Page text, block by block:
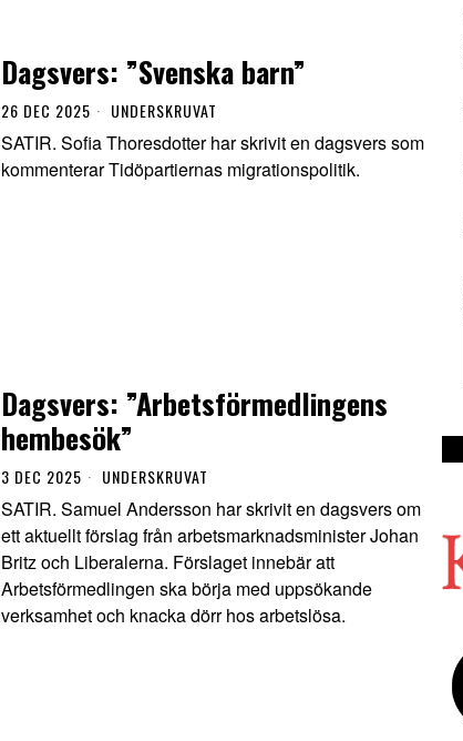
Dagsvers: ”Svenska barn”
26 DEC 2025 UNDERSKRUVAT
SATIR. Sofia Thoresdotter har skrivit en dagsvers som
kommenterar Tidöpartiernas migrationspolitik.
Dagsvers: ”Arbetsförmedlingens
hembesök”
3 DEC 2025 UNDERSKRUVAT
SATIR. Samuel Andersson har skrivit en dagsvers om
ett aktuellt förslag från arbetsmarknadsminister Johan
Britz och Liberalerna. Förslaget innebär att
Arbetsförmedlingen ska börja med uppsökande
verksamhet och knacka dörr hos arbetslösa.